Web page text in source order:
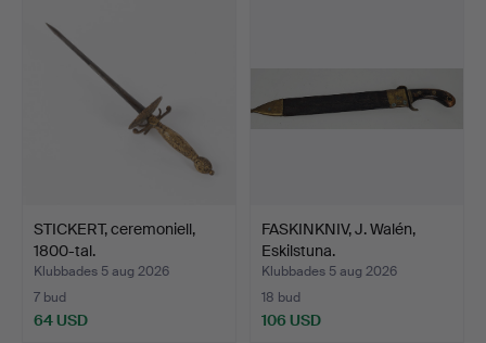
STICKERT, ceremoniell,
1800-tal.
Klubbades 5 aug 2026
7 bud
64 USD
FASKINKNIV, J. Walén,
Eskilstuna.
Klubbades 5 aug 2026
18 bud
106 USD